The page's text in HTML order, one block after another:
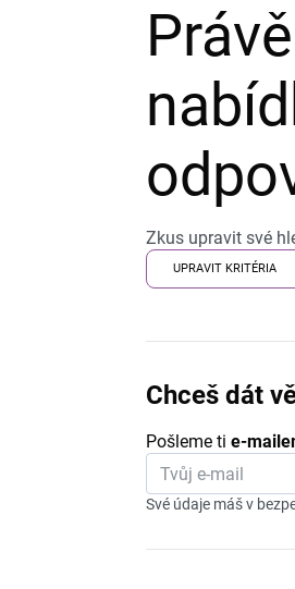
Zkus upravit své
UPRAVIT KRITÉRIA
Chceš dát
Pošleme ti e-
Své údaje máš v